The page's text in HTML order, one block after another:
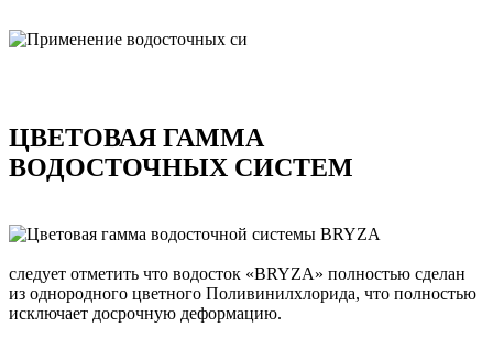
ЦВЕТОВАЯ ГАММА
ВОДОСТОЧНЫХ СИСТЕМ
следует отметить что водосток «BRYZA» полностью сделан
из однородного цветного Поливинилхлорида, что полностью
исключает досрочную деформацию.